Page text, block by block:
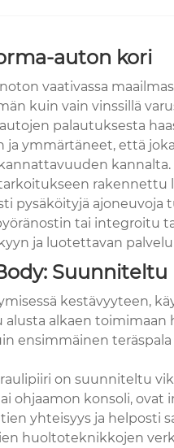
auton kori
vaativassa
kuin vain vinssillä
palautuksesta
ymmärtäneet, että
kannalta.
rakennettu
pysäköityjä
tai integroitu
ja luotettavan
kestävyyteen,
alkaen
ensimmäinen
on suunniteltu
ohjaamon konsoli,
yhteisyys ja helposti
huoltoteknikkojen